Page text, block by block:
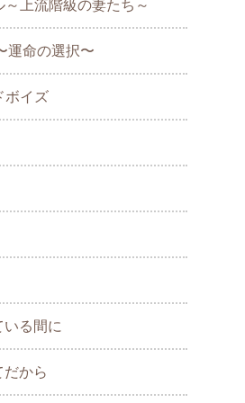
上流階級の妻たち～
運命の選択〜
イズ
る間に
だから